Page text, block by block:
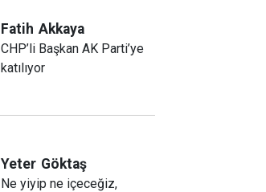
Fatih Akkaya
CHP’li Başkan AK Parti’ye
katılıyor
Yeter Göktaş
Ne yiyip ne içeceğiz,